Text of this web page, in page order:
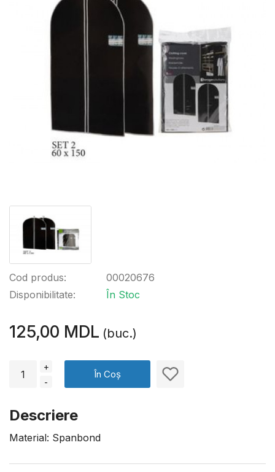
Cod produs:
Disponibilitate:
00020676
În Stoc
125,00 MDL (buc.)
+
-
În Coș
Descriere
Material: Spanbond